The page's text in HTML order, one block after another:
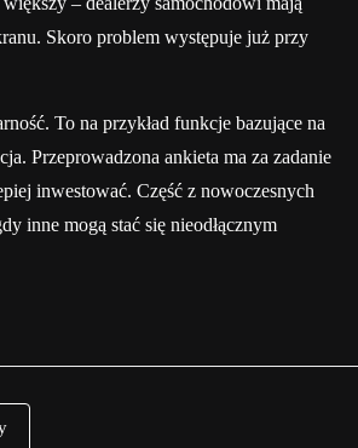
Skoro problem występuje już przy
To na przykład funkcje bazujące na
Przeprowadzona ankieta ma za zadanie
inwestować. Część z nowoczesnych
inne mogą stać się nieodłącznym